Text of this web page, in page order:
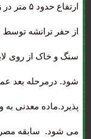
ارتفاع
از حفر ترانشه توسط
شود. درمرحله بعد
پذیرد.ماده معدنی